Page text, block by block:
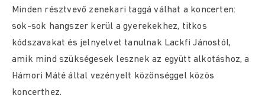
Minden résztvevő zenekari taggá válhat a koncerten:
sok-sok hangszer kerül a gyerekekhez, titkos
kódszavakat és jelnyelvet tanulnak Lackfi Jánostól,
amik mind szükségesek lesznek az együtt alkotáshoz, a
Hámori Máté által vezényelt közönséggel közös
koncerthez.